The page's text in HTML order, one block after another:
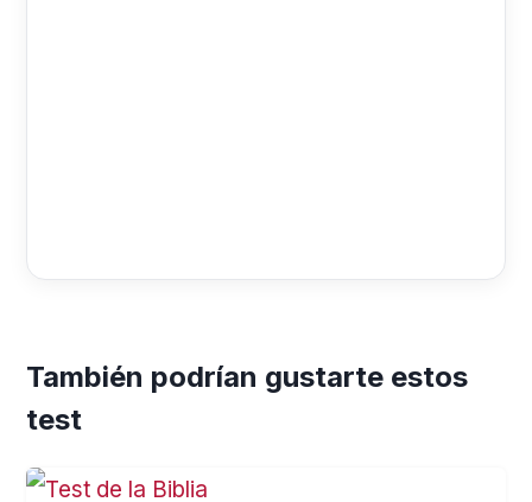
También podrían gustarte estos
test